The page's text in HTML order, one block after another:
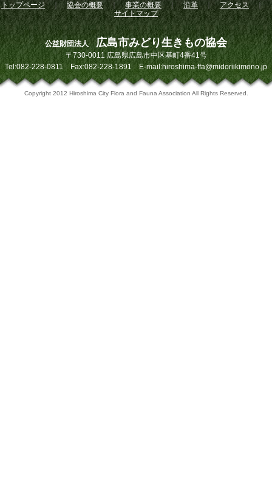
トップページ｜ 協会の概要｜ 事業の概要 ｜沿革 ｜アクセス｜
サイトマップ
公益財団法人広島市みどり生きもの協会
〒730-0011 広島県広島市中区基町4番41号
Tel:082-228-0811 Fax:082-228-1891 E-mail:hiroshima-ffa@midoriikimono.jp
Copyright 2012 Hiroshima City Flora and Fauna Association All Rights Reserved.